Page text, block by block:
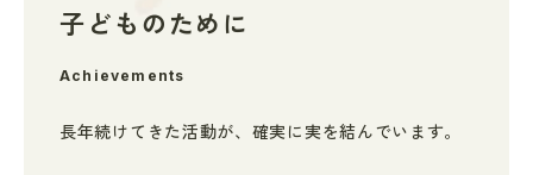
子どものために
Achievements
長年続けてきた活動が、 確実に実を結んでいます。